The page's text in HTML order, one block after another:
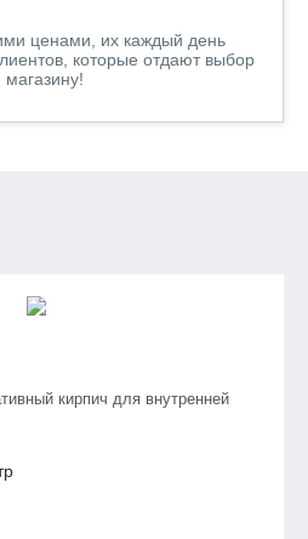
ценами, их каждый день
которые отдают выбор
кирпич для внутренней